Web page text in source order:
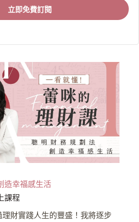
立即免費訂閱
造幸福感生活
課程
財實踐人生的豐盛！我將逐步